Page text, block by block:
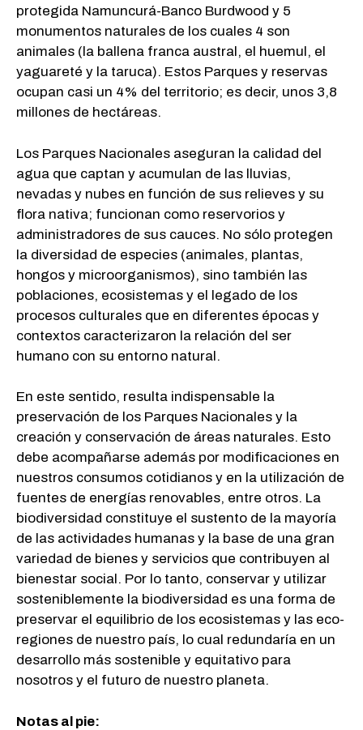
protegida Namuncurá-Banco Burdwood y 5
monumentos naturales de los cuales 4 son
animales (la ballena franca austral, el huemul, el
yaguareté y la taruca). Estos Parques y reservas
ocupan casi un 4% del territorio; es decir, unos 3,8
millones de hectáreas.
Los Parques Nacionales aseguran la calidad del
agua que captan y acumulan de las lluvias,
nevadas y nubes en función de sus relieves y su
flora nativa; funcionan como reservorios y
administradores de sus cauces. No sólo protegen
la diversidad de especies (animales, plantas,
hongos y microorganismos), sino también las
poblaciones, ecosistemas y el legado de los
procesos culturales que en diferentes épocas y
contextos caracterizaron la relación del ser
humano con su entorno natural.
En este sentido, resulta indispensable la
preservación de los Parques Nacionales y la
creación y conservación de áreas naturales. Esto
debe acompañarse además por modificaciones en
nuestros consumos cotidianos y en la utilización de
fuentes de energías renovables, entre otros. La
biodiversidad constituye el sustento de la mayoría
de las actividades humanas y la base de una gran
variedad de bienes y servicios que contribuyen al
bienestar social. Por lo tanto, conservar y utilizar
sosteniblemente la biodiversidad es una forma de
preservar el equilibrio de los ecosistemas y las eco-
regiones de nuestro país, lo cual redundaría en un
desarrollo más sostenible y equitativo para
nosotros y el futuro de nuestro planeta.
Notas al pie: